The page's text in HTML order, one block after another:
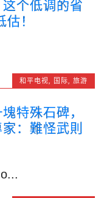
个低调的省
！
和平电视, 国际, 旅游
特殊石碑，
：難怪武則